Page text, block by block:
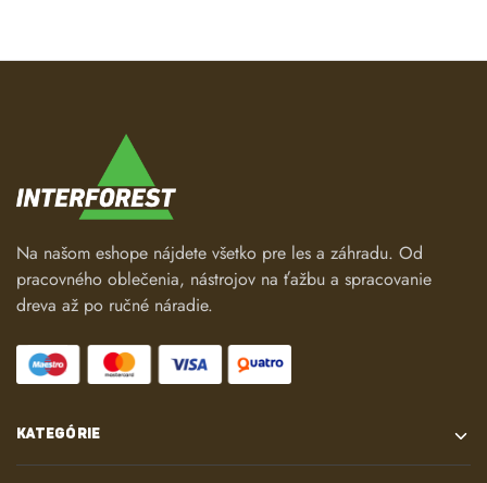
Na našom eshope nájdete všetko pre les a záhradu. Od
pracovného oblečenia, nástrojov na ťažbu a spracovanie
dreva až po ručné náradie.
KATEGÓRIE